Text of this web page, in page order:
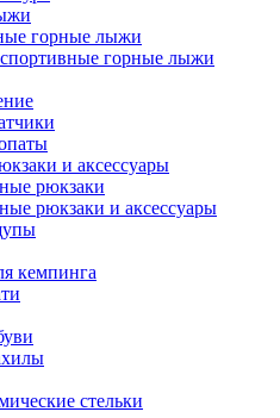
горные лыжи
горные лыжи
и аксессуары
рюкзаки
рюкзаки и аксессуары
кемпинга
стельки